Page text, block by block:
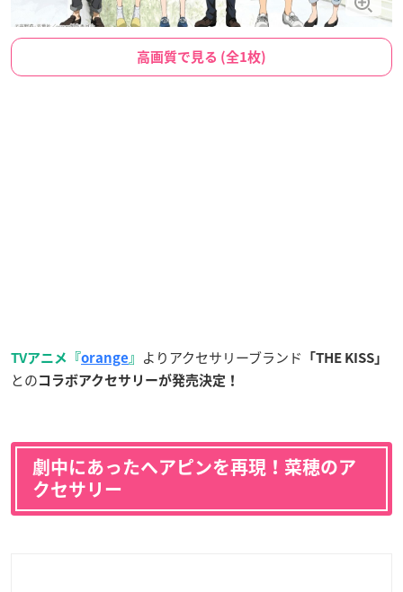
高画質で見る (全1枚)
TVアニメ『orange 』 よりアクセサリーブランド 「THE KISS」
との コラボアクセサリーが発売決定！
劇中にあったヘアピンを再現！菜穂のア
クセサリー